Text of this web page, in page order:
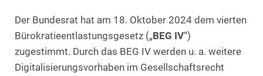
Der Bundesrat hat am 18. Oktober 2024 dem vierten
Bürokratieentlastungsgesetz („ BEG IV“)
zugestimmt. Durch das BEG IV werden u. a. weitere
Digitalisierungsvorhaben im Gesellschaftsrecht